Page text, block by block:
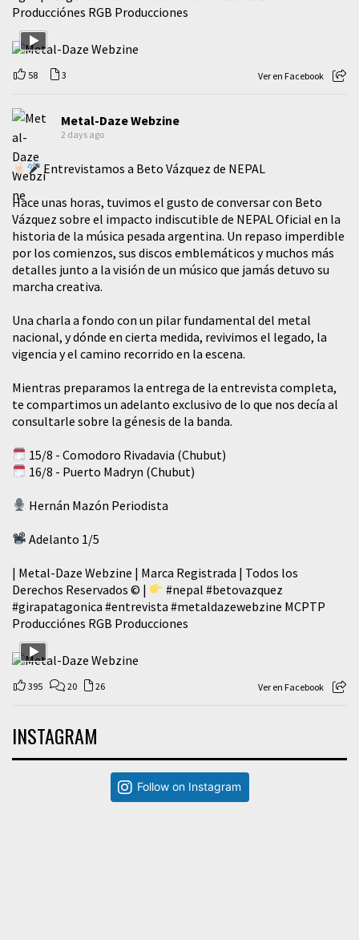
Producciónes RGB Producciones
58 3 Ver en Facebook
Metal-Daze Webzine
2 days ago
Entrevistamos a Beto Vázquez de NEPAL
Hace unas horas, tuvimos el gusto de conversar con Beto
Vázquez sobre el impacto indiscutible de NEPAL Oficial en la
historia de la música pesada argentina. Un repaso imperdible
por los comienzos, sus discos emblemáticos y muchos más
detalles junto a la visión de un músico que jamás detuvo su
marcha creativa.
​Una charla a fondo con un pilar fundamental del metal
nacional, y dónde en cierta medida, revivimos el legado, la
vigencia y el camino recorrido en la escena.
Mientras preparamos la entrega de la entrevista completa,
te compartimos un adelanto exclusivo de lo que nos decía al
consultarle sobre la génesis de la banda.
15/8 - Comodoro Rivadavia (Chubut)
16/8 - Puerto Madryn (Chubut)
Hernán Mazón Periodista
Adelanto 1/5
| Metal-Daze Webzine | Marca Registrada | Todos los
Derechos Reservados © |
#nepal #betovazquez
#girapatagonica #entrevista #metaldazewebzine MCPTP
Producciónes RGB Producciones
395 20 26 Ver en Facebook
INSTAGRAM
Follow on Instagram